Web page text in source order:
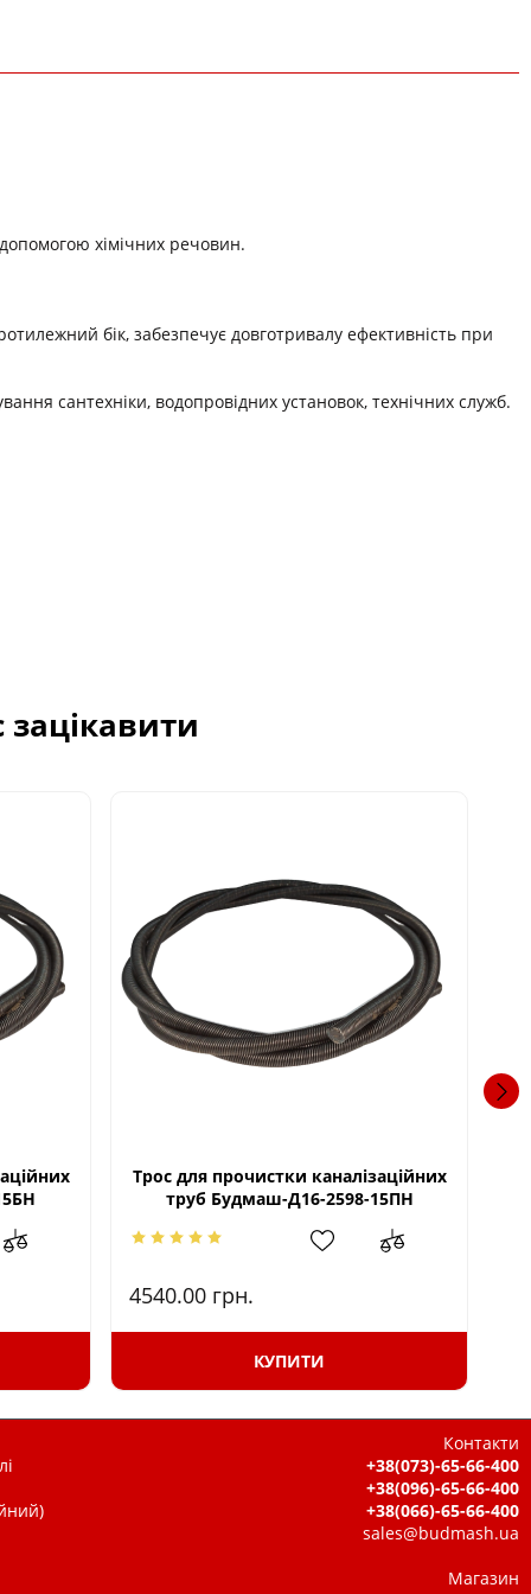
хімічних речовин.
бік, забезпечує довготривалу ефективність при
сантехніки, водопровідних установок, технічних служб.
Трос для прочистки каналізаційних
труб Будмаш-Д16-2598-15ПН
4540.00 грн.
КУПИТИ
Контакти
+38(073)-65-66-400
+38(096)-65-66-400
+38(066)-65-66-400
sales@budmash.ua
Магазин